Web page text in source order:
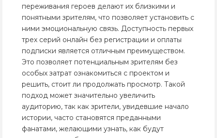
переживания героев делают их близкими и
понятными зрителям, что позволяет установить с
ними эмоциональную связь. Доступность первых
трех серий онлайн без регистрации и оплаты
подписки является отличным преимуществом.
Это позволяет потенциальным зрителям без
особых затрат ознакомиться с проектом и
решить, стоит ли продолжать просмотр. Такой
подход может значительно увеличить
аудиторию, так как зрители, увидевшие начало
истории, часто становятся преданными
фанатами, желающими узнать, как будут